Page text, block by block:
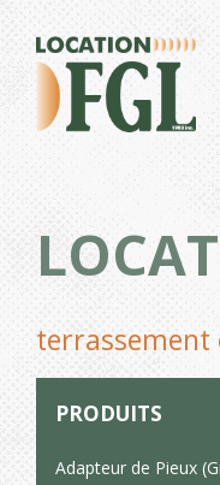
terrassement
PRODUITS
Adapteur de Pieux